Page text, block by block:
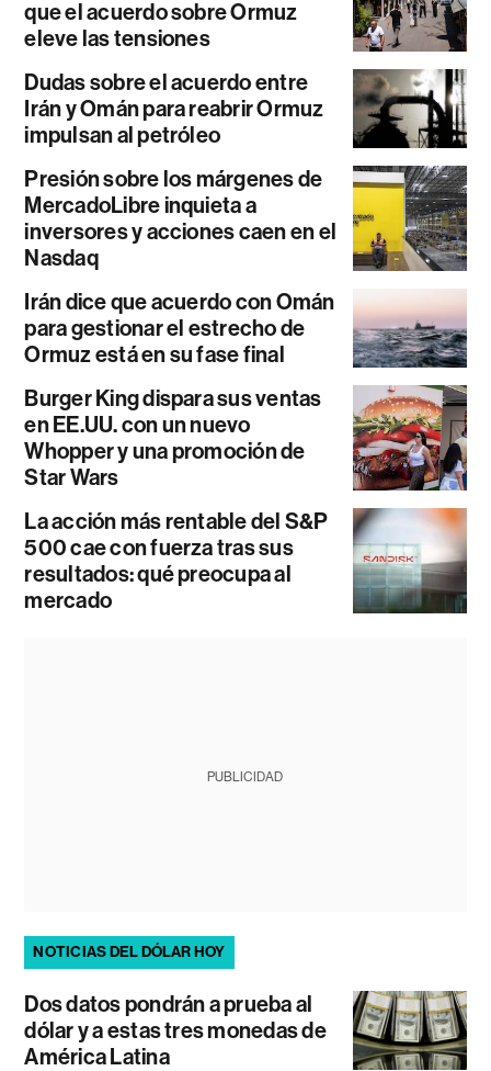
que el acuerdo sobre Ormuz
eleve las tensiones
Dudas sobre el acuerdo entre
Irán y Omán para reabrir Ormuz
impulsan al petróleo
Presión sobre los márgenes de
MercadoLibre inquieta a
inversores y acciones caen en el
Nasdaq
Irán dice que acuerdo con Omán
para gestionar el estrecho de
Ormuz está en su fase final
Burger King dispara sus ventas
en EE.UU. con un nuevo
Whopper y una promoción de
Star Wars
La acción más rentable del S&P
500 cae con fuerza tras sus
resultados: qué preocupa al
mercado
PUBLICIDAD
NOTICIAS DEL DÓLAR HOY
Dos datos pondrán a prueba al
dólar y a estas tres monedas de
América Latina